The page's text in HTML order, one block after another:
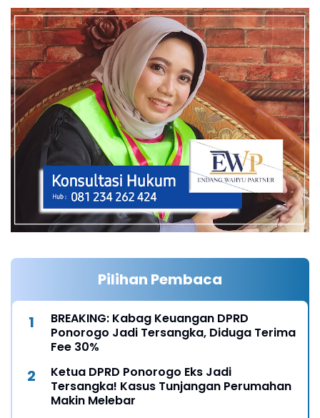
Pilihan Pembaca
BREAKING: Kabag Keuangan DPRD
Ponorogo Jadi Tersangka, Diduga Terima
Fee 30%
Ketua DPRD Ponorogo Eks Jadi
Tersangka! Kasus Tunjangan Perumahan
Makin Melebar